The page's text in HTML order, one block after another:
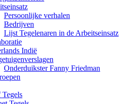
Persoonlijke verhalen
Bedrijven
Lijst Tegelenaren in de Arbeitseinsatz
Indië
Onderduikster Fanny Friedman
Tegels